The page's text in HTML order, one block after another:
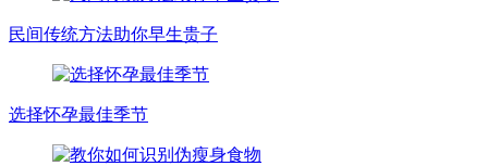
民间传统方法助你早生贵子
选择怀孕最佳季节